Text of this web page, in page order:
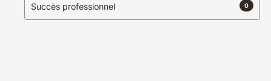
Succès professionnel 0